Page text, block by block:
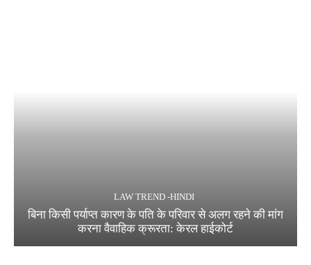
LAW TREND -HINDI
बिना किसी पर्याप्त कारण के पति के परिवार से अलग रहने की मांग
करना वैवाहिक क्रूरता: केरल हाईकोर्ट